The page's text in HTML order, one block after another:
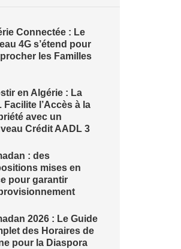
Connectée : Le
4G s’étend pour
les Familles
en Algérie : La
Facilite l’Accès à la
avec un
Crédit AADL 3
: des
mises en
pour garantir
2026 : Le Guide
des Horaires de
pour la Diaspora